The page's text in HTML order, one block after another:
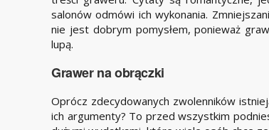
salonów odmówi ich wykonania.
nie jest dobrym pomysłem, ponieważ
lupą.
Grawer na obrączki
Oprócz zdecydowanych zwolenników
ich argumenty? To przed wszystkim